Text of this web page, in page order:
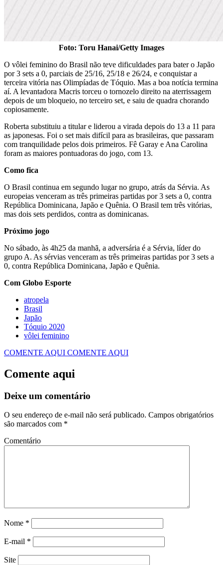
Foto: Toru Hanai/Getty Images
O vôlei feminino do Brasil não teve dificuldades para bater o Japão
por 3 sets a 0, parciais de 25/16, 25/18 e 26/24, e conquistar a
terceira vitória nas Olimpíadas de Tóquio. Mas a boa notícia termina
aí. A levantadora Macris torceu o tornozelo direito na aterrissagem
depois de um bloqueio, no terceiro set, e saiu de quadra chorando
copiosamente.
Roberta substituiu a titular e liderou a virada depois do 13 a 11 para
as japonesas. Foi o set mais difícil para as brasileiras, que passaram
com tranquilidade pelos dois primeiros. Fê Garay e Ana Carolina
foram as maiores pontuadoras do jogo, com 13.
Como fica
O Brasil continua em segundo lugar no grupo, atrás da Sérvia. As
europeias venceram as três primeiras partidas por 3 sets a 0, contra
República Dominicana, Japão e Quênia. O Brasil tem três vitórias,
mas dois sets perdidos, contra as dominicanas.
Próximo jogo
No sábado, às 4h25 da manhã, a adversária é a Sérvia, líder do
grupo A. As sérvias venceram as três primeiras partidas por 3 sets a
0, contra República Dominicana, Japão e Quênia.
Com Globo Esporte
atropela
Japão
Tóquio 2020
vôlei feminino
COMENTE AQUI COMENTE AQUI
Comente aqui
Deixe um comentário
O seu endereço de e-mail não será publicado. Campos obrigatórios
são marcados com *
Comentário
Nome *
E-mail *
Site